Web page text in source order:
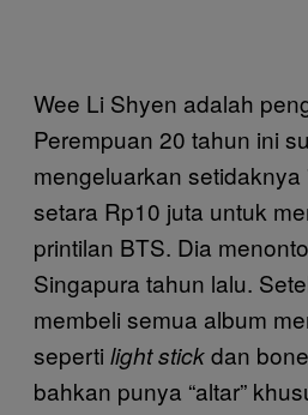
Wee Li Shyen adalah
Perempuan 20 tahun ini
mengeluarkan setidaknya
setara Rp10 juta untuk
printilan BTS. Dia
Singapura tahun lalu.
membeli semua album
seperti light stickdan
bahkan punya “altar”